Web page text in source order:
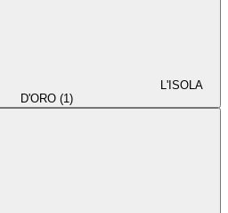
L'ISOLA
D'ORO (1)